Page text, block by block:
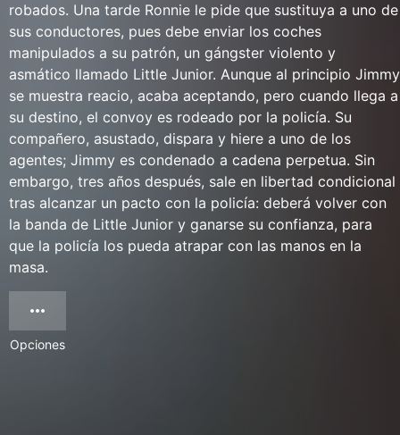
robados. Una tarde Ronnie le pide que sustituya a uno de
sus conductores, pues debe enviar los coches
manipulados a su patrón, un gángster violento y
asmático llamado Little Junior. Aunque al principio Jimmy
se muestra reacio, acaba aceptando, pero cuando llega a
su destino, el convoy es rodeado por la policía. Su
compañero, asustado, dispara y hiere a uno de los
agentes; Jimmy es condenado a cadena perpetua. Sin
embargo, tres años después, sale en libertad condicional
tras alcanzar un pacto con la policía: deberá volver con
la banda de Little Junior y ganarse su confianza, para
que la policía los pueda atrapar con las manos en la
masa.
Opciones